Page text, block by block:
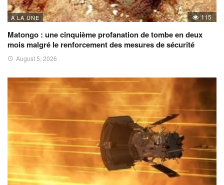
A LA UNE 115
Matongo : une cinquième profanation de tombe en deux
mois malgré le renforcement des mesures de sécurité
August 5, 2026